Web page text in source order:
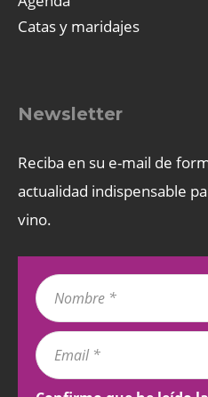
Catas y maridajes
Newsletter
Reciba en su e-mail de
actualidad indispensable
vino.